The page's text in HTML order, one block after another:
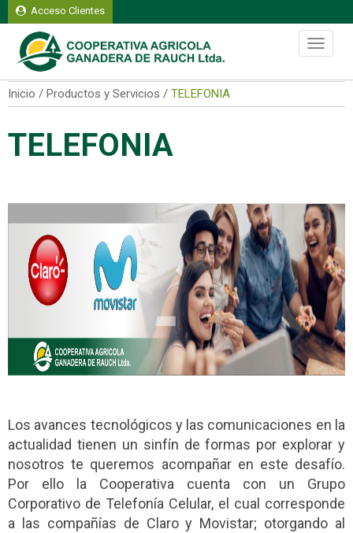
Acceso Clientes
Viernes 07 de agosto del 2026
Toggle
Inicio / Productos y Servicios / TELEFONIA
TELEFONIA
Los avances tecnológicos y las comunicaciones en la
actualidad tienen un sinfín de formas por explorar y
nosotros te queremos acompañar en este desafío.
Por ello la Cooperativa cuenta con un Grupo
Corporativo de Telefonía Celular, el cual corresponde
a las compañías de Claro y Movistar; otorgando al